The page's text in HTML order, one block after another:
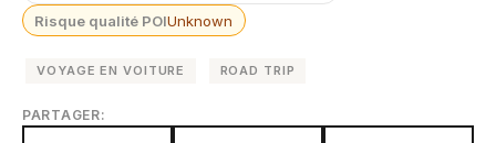
Risque qualité POIUnknown
VOYAGE EN VOITURE ROAD TRIP
PARTAGER: